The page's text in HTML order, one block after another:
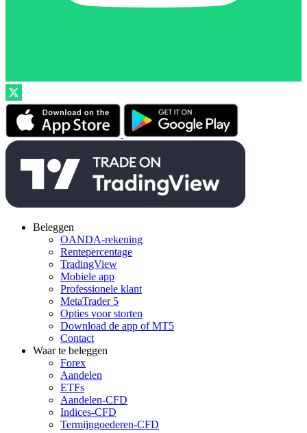
Beleggen
OANDA-rekening
Rentepercentage
TradingView
Mobiele app
Professionele klant
MetaTrader 5
Opties voor storten
Download de app of MT5
Contact
Waar te beleggen
Forex
Aandelen
ETFs
Aandelen-CFD
Indices-CFD
Termijngoederen-CFD